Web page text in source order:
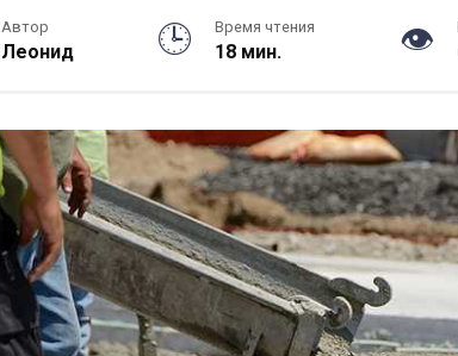
Автор
Леонид
Время чтения
18 мин.